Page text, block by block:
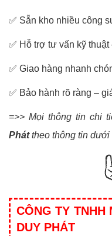
✅ Sẵn kho nhiều công
✅ Hỗ trợ tư vấn kỹ
✅ Giao hàng nhanh
✅ Bảo hành rõ ràng –
=>> Mọi thông tin chi
Pháttheo thông tin dưới
CÔNG TY TNHH
DUY PHÁT